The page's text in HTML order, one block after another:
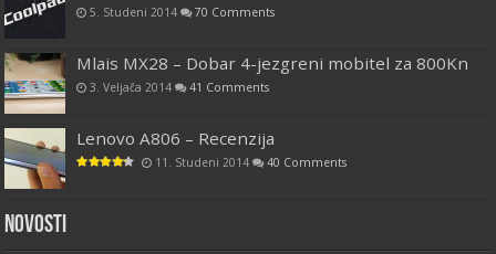
5. Studeni 2014 70 Comments
Mlais MX28 – Dobar 4-jezgreni mobitel za 800Kn
3. Veljača 2014 41 Comments
Lenovo A806 – Recenzija
11. Studeni 2014 40 Comments
Novosti